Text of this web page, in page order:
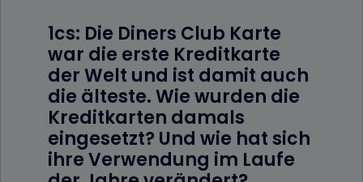
1cs: Die Diners Club Karte
war die erste Kreditkarte
der Welt und ist damit auch
die älteste. Wie wurden die
Kreditkarten damals
eingesetzt? Und wie hat sich
ihre Verwendung im Laufe